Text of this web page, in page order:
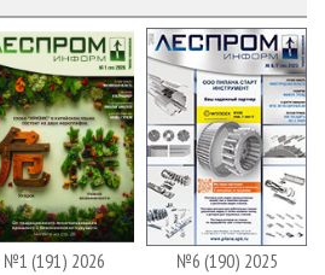
№1 (191) 2026 №6 (190) 2025